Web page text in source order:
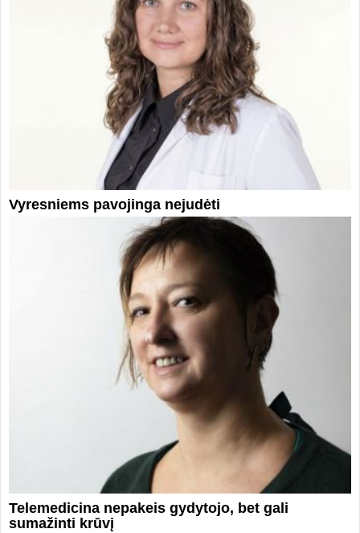
Vyresniems pavojinga nejudėti
Telemedicina nepakeis gydytojo, bet gali
sumažinti krūvį